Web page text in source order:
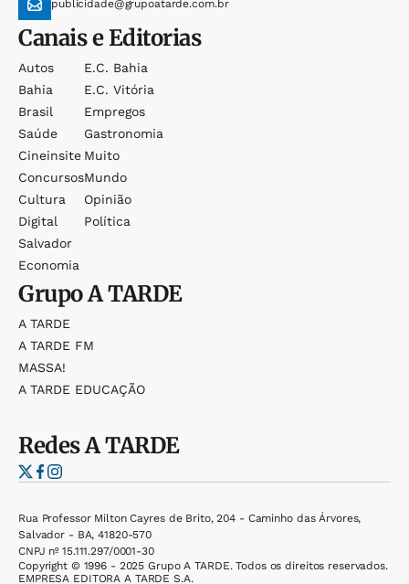
publicidade@grupoatarde.com.br
Canais e Editorias
Autos
Bahia
Brasil
Saúde
Cineinsite
Concursos
Cultura
Digital
Salvador
Economia
E.c. Bahia
E.c. Vitória
Empregos
Gastronomia
Muito
Mundo
Opinião
Política
GrupoA TARDE
A TARDE
A TARDE FM
MASSA!
A TARDE EDUCAÇÃO
RedesA TARDE
Rua Professor Milton Cayres de Brito, 204 - Caminho das Árvores,
Salvador - BA, 41820-570
CNPJ nº 15.111.297/0001-30
Copyright © 1996 - 2025 Grupo A TARDE. Todos os direitos reservados.
EMPRESA EDITORA A TARDE S.A.